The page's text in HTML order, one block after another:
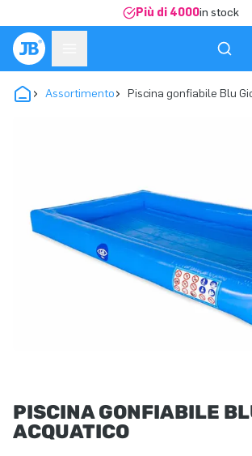
Più di 4000in stock
Assortimento Piscina gonfiabile Blu
PISCINA GONFIABILE
ACQUATICO